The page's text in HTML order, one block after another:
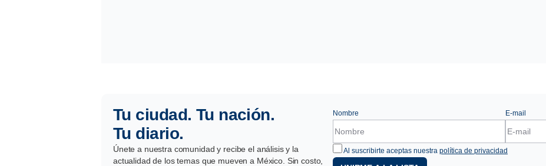
Tu ciudad. Tu nación.
Tu diario.
Únete a nuestra comunidad y recibe el análisis y la
actualidad de los temas que mueven a México. Sin costo,
Nombre E-mail
Al suscribirte aceptas nuestra política de privacidad